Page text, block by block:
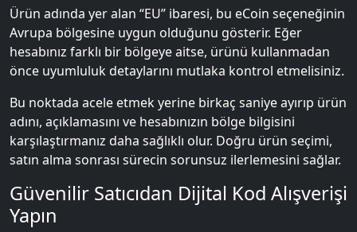
Ürün adında yer alan “EU” ibaresi, bu eCoin seçeneğinin
Avrupa bölgesine uygun olduğunu gösterir. Eğer
hesabınız farklı bir bölgeye aitse, ürünü kullanmadan
önce uyumluluk detaylarını mutlaka kontrol etmelisiniz.
Bu noktada acele etmek yerine birkaç saniye ayırıp ürün
adını, açıklamasını ve hesabınızın bölge bilgisini
karşılaştırmanız daha sağlıklı olur. Doğru ürün seçimi,
satın alma sonrası sürecin sorunsuz ilerlemesini sağlar.
Güvenilir Satıcıdan Dijital Kod Alışverişi
Yapın